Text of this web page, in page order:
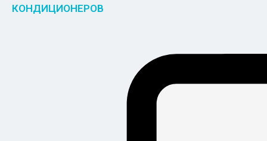
КОНДИЦИОНЕРОВ